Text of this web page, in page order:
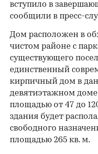
вступило в
сообщили в пресс-
Дом расположен в
чистом районе с
существующего
единственный
кирпичный дом в
девятиэтажном
площадью от 47 до
здания будет
свободного
площадью 265 кв. м.